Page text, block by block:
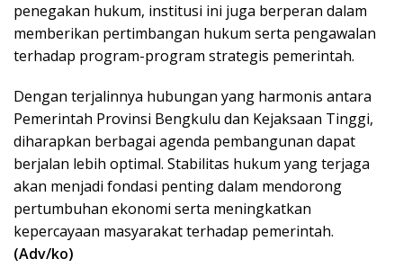
penegakan hukum, institusi ini juga berperan dalam
memberikan pertimbangan hukum serta pengawalan
terhadap program-program strategis pemerintah.
Dengan terjalinnya hubungan yang harmonis antara
Pemerintah Provinsi Bengkulu dan Kejaksaan Tinggi,
diharapkan berbagai agenda pembangunan dapat
berjalan lebih optimal. Stabilitas hukum yang terjaga
akan menjadi fondasi penting dalam mendorong
pertumbuhan ekonomi serta meningkatkan
kepercayaan masyarakat terhadap pemerintah.
(Adv/ko)